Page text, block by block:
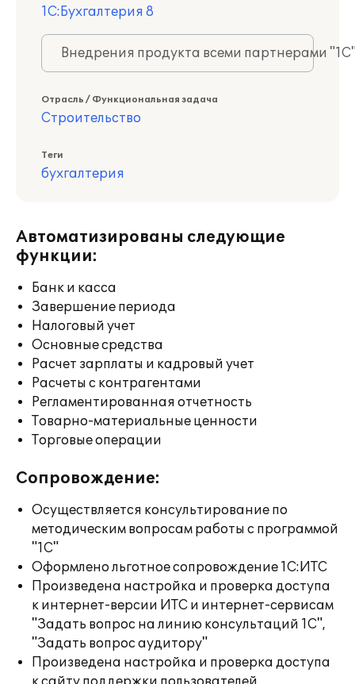
1С:Бухгалтерия 8
Внедрения продукта всеми партнерами
Отрасль / Функциональная задача
Строительство
Теги
бухгалтерия
Автоматизированы следующие
функции:
Банк и касса
Завершение периода
Налоговый учет
Основные средства
Расчет зарплаты и кадровый учет
Расчеты с контрагентами
Регламентированная отчетность
Товарно-материальные ценности
Торговые операции
Сопровождение:
Осуществляется консультирование по
методическим вопросам работы с программой
"1С"
Оформлено льготное сопровождение 1С:ИТС
Произведена настройка и проверка доступа
к интернет-версии ИТС и интернет-сервисам
"Задать вопрос на линию консультаций 1С",
"Задать вопрос аудитору"
Произведена настройка и проверка доступа